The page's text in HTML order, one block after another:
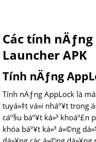
Các tính
Launcher APK
Tính nÄƒng
Tính nÄƒng AppLock là
tuyá»‡t vá»i nháº¥t trong
cáº§u báº¥t ká»³ khoáº£n
khóa báº¥t ká»³ á»©ng